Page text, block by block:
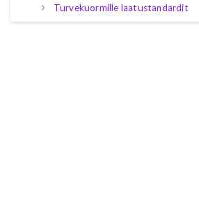
Turvekuormille laatustandardit